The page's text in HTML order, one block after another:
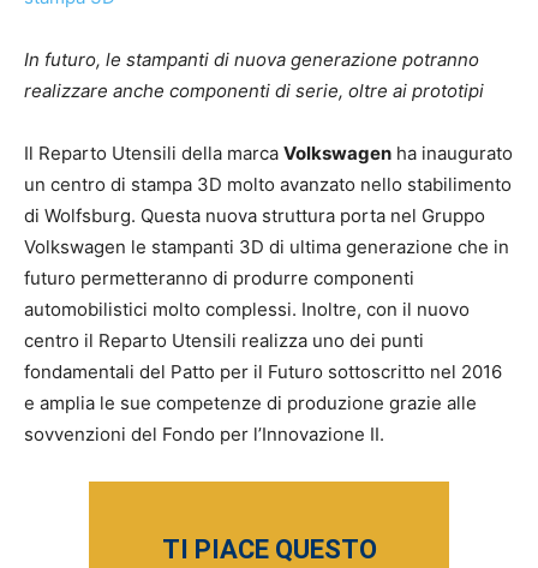
In futuro, le stampanti di nuova generazione potranno
realizzare anche componenti di serie, oltre ai prototipi
Il Reparto Utensili della marca Volkswagen ha inaugurato
un centro di stampa 3D molto avanzato nello stabilimento
di Wolfsburg. Questa nuova struttura porta nel Gruppo
Volkswagen le stampanti 3D di ultima generazione che in
futuro permetteranno di produrre componenti
automobilistici molto complessi. Inoltre, con il nuovo
centro il Reparto Utensili realizza uno dei punti
fondamentali del Patto per il Futuro sottoscritto nel 2016
e amplia le sue competenze di produzione grazie alle
sovvenzioni del Fondo per l’Innovazione II.
TI PIACE QUESTO